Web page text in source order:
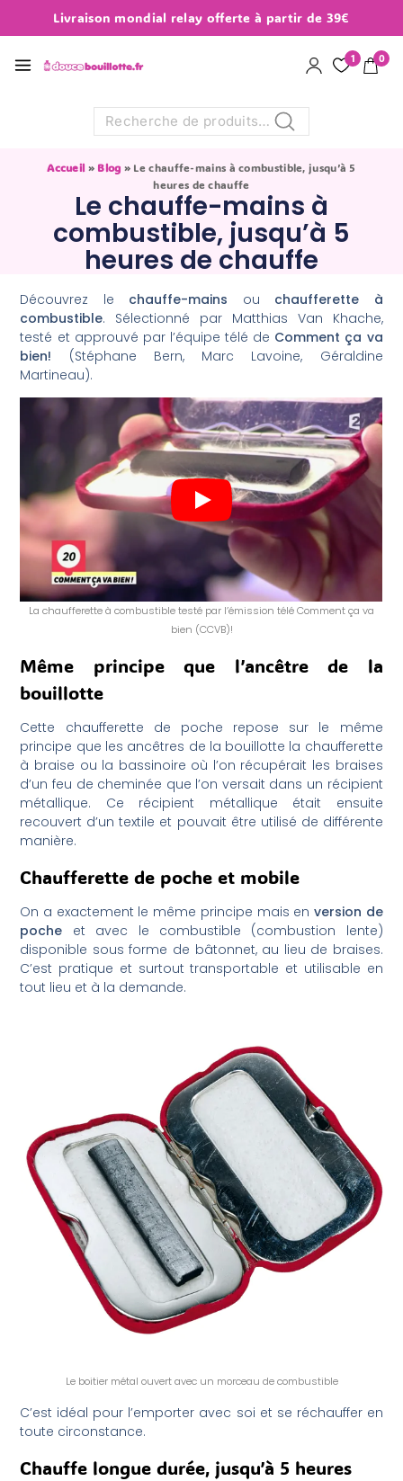
Livraison mondial relay offerte à partir de 39€
1 0
Recherche
Accueil» Blog » Le chauffe-mains à combustible, jusqu’à 5
heures de chauffe
Le chauffe-mains à
combustible, jusqu’à 5
heures de chauffe
Découvrez le chauffe-mains ou chaufferette à
combustible. Sélectionné par Matthias Van Khache,
testé et approuvé par l’équipe télé de Comment ça va
bien! (Stéphane Bern, Marc Lavoine, Géraldine
Martineau).
La chaufferette à combustible testé par l’émission télé Comment ça va
bien (CCVB)!
Même principe que l’ancêtre de la
bouillotte
Cette chaufferette de poche repose sur le même
principe que les ancêtres de la bouillotte la chaufferette
à braise ou la bassinoire où l’on récupérait les braises
d’un feu de cheminée que l’on versait dans un récipient
métallique. Ce récipient métallique était ensuite
recouvert d’un textile et pouvait être utilisé de différente
manière.
Chaufferette de poche et mobile
On a exactement le même principe mais en version de
poche et avec le combustible (combustion lente)
disponible sous forme de bâtonnet, au lieu de braises.
C’est pratique et surtout transportable et utilisable en
tout lieu et à la demande.
Le boitier métal ouvert avec un morceau de combustible
C’est idéal pour l’emporter avec soi et se réchauffer en
toute circonstance.
Chauffe longue durée, jusqu’à 5 heures